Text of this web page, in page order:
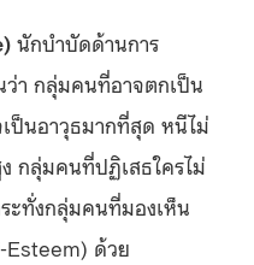
นักบำบัดด้านการ
ว่า กลุ่มคนที่อาจตกเป็น
เป็นอาวุธมากที่สุด หนีไม่
กลุ่มคนที่ปฏิเสธใครไม่
ะทั่งกลุ่มคนที่มองเห็น
Esteem) ด้วย